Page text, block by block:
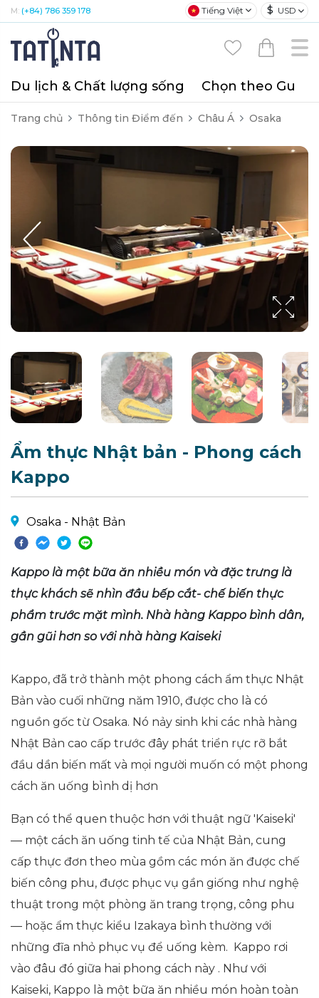
M: (+84) 786 359 178 Tiếng Việt $ USD
Du lịch & Chất lượng sống Chọn theo Gu
Trang chủ Thông tin Điểm đến Châu Á Osaka
Ẩm thực Nhật bản - Phong cách
Kappo
Osaka - Nhật Bản
Kappo là một bữa ăn nhiều món và đặc trưng là
thực khách sẽ nhìn đầu bếp cắt- chế biến thực
phẩm trước mặt mình. Nhà hàng Kappo bình dân,
gần gũi hơn so với nhà hàng Kaiseki
Kappo, đã trở thành một phong cách ẩm thực Nhật
Bản vào cuối những năm 1910, được cho là có
nguồn gốc từ Osaka. Nó nảy sinh khi các nhà hàng
Nhật Bản cao cấp trước đây phát triển rực rỡ bắt
đầu dần biến mất và mọi người muốn có một phong
cách ăn uống bình dị hơn
Bạn có thể quen thuộc hơn với thuật ngữ 'Kaiseki'
— một cách ăn uống tinh tế của Nhật Bản, cung
cấp thực đơn theo mùa gồm các món ăn được chế
biến công phu, được phục vụ gần giống như nghệ
thuật trong một phòng ăn trang trọng, công phu
— hoặc ẩm thực kiểu Izakaya bình thường với
những đĩa nhỏ phục vụ để uống kèm. Kappo rơi
vào đâu đó giữa hai phong cách này . Như với
Kaiseki, Kappo là một bữa ăn nhiều món hoàn toàn